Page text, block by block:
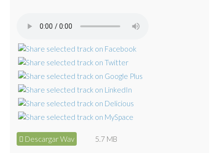
Descargar Wav 5.7 MB